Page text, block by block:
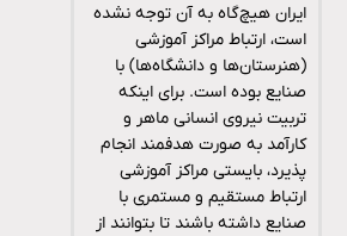
ایران هیچ‌گاه به آن توجه نشده
است، ارتباط مراکز آموزشی
(هنرستان‌ها و دانشگاه‌ها) با
صنایع بوده است. برای اینکه
تربیت نیروی انسانی ماهر و
کارآمد به صورت هدفمند انجام
پذیرد، بایستی مراکز آموزشی
ارتباط مستقیم و مستمری با
صنایع داشته باشند تا بتوانند از